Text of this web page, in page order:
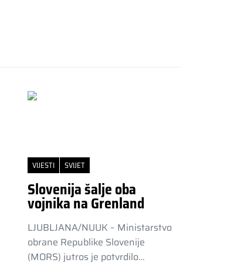
VIJESTI SVIJET
Slovenija šalje oba
vojnika na Grenland
LJUBLJANA/NUUK – Ministarstvo
obrane Republike Slovenije
(MORS) jutros je potvrdilo…